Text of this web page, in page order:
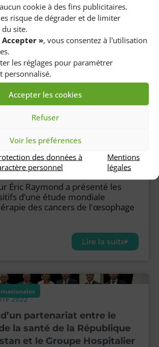
cookie à des fins publicitaires.
risque de dégrader et de limiter
site.
Accepter », vous consentez à l'utilisation
les réglages pour paramétrer
personnalisé.
Accepter les cookies
Refuser
Voir les préférences
des données à
personnel
Mentions
légales
for Maternal Fetal
Francisco.
dans le traitement des
d’un cancer de
Éric Raymond a présenté les
d’une étude mondiale
des cancers de l'œsophage
Lire la suite
2022
partenariat entre le
la santé de la République
et le Groupe Hospitalier